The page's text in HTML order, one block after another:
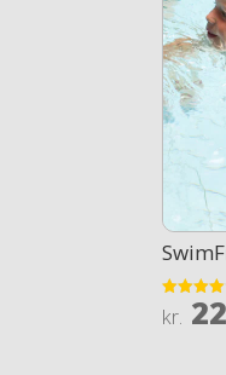
Rated
4
kr.